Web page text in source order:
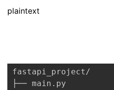
坛
圈
的
我
plaintext
fastapi_project/
├── main.py